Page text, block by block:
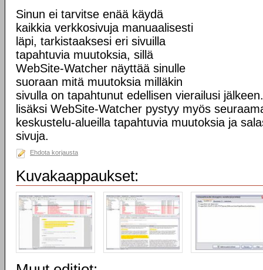
Sinun ei tarvitse enää käydä
kaikkia verkkosivuja manuaalisesti
läpi, tarkistaaksesi eri sivuilla
tapahtuvia muutoksia, sillä
WebSite-Watcher näyttää sinulle
suoraan mitä muutoksia milläkin
sivulla on tapahtunut edellisen vierailusi
lisäksi WebSite-Watcher pystyy myös
keskustelu-alueilla tapahtuvia muutoksia ja
sivuja.
Ehdota korjausta
Kuvakaappaukset: